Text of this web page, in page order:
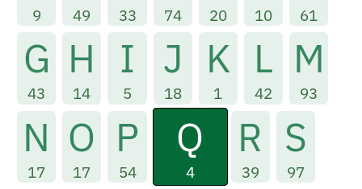
9 49 33 74 20 10 61
G
43
H
14
I
5
J
18
K
1
L
42
M
93
N
17
O
17
P
54
Q
4
R
39
S
97